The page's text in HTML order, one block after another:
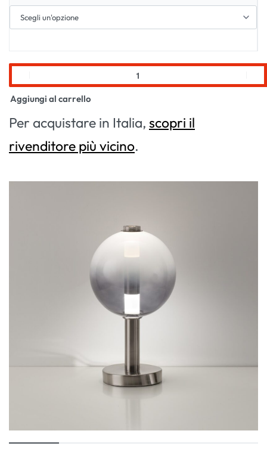
Aggiungi al carrello
Per acquistare in Italia, scopri il
rivenditore più vicino.